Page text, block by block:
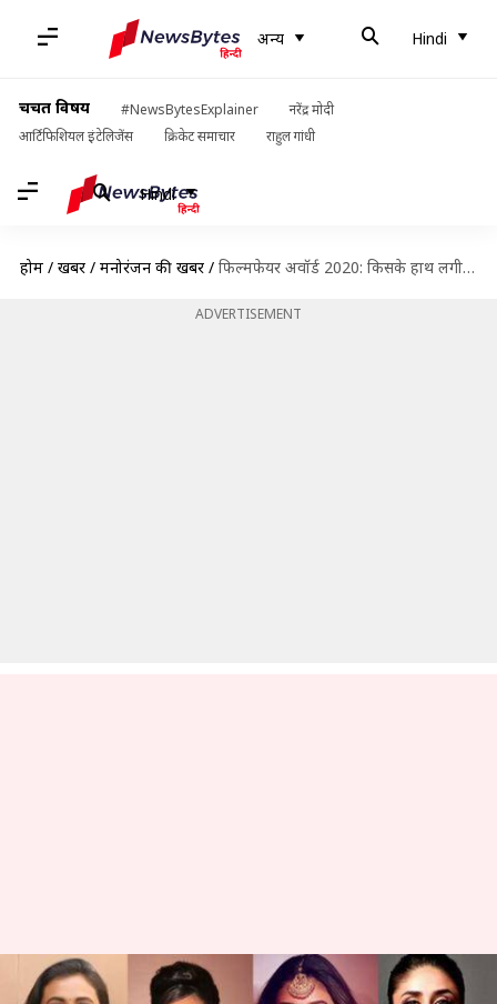
अन्य Hindi
चर्चित विषय #NewsBytesExplainer
नरेंद्र मोदी
आर्टिफिशियल इंटेलिजेंस
क्रिकेट समाचार राहुल गांधी
Hindi
होम / खबरें / मनोरंजन की खबरें / फिल्मफेयर अवॉर्ड 2020: किसके हाथ लगी बेस्ट एक्ट्रेस की बाजी?
ADVERTISEMENT
फिल्मफेयर अवॉर्ड 2020: किसके